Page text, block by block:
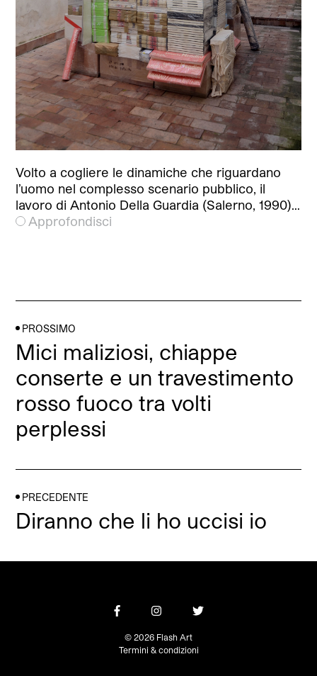
Volto a cogliere le dinamiche che riguardano
l’uomo nel complesso scenario pubblico, il
lavoro di Antonio Della Guardia (Salerno, 1990)…
Approfondisci
PROSSIMO
Mici maliziosi, chiappe
conserte e un travestimento
rosso fuoco tra volti
perplessi
PRECEDENTE
Diranno che li ho uccisi io
© 2026 Flash Art
Termini & condizioni